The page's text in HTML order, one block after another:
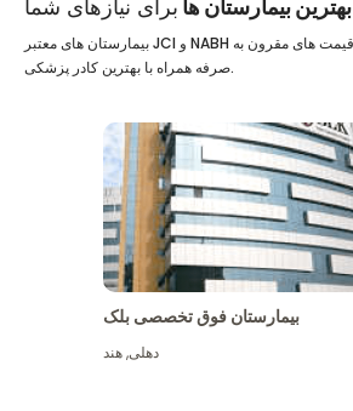
بهترین بیمارستان ها برای نیازهای شما
بیمارستان های معتبر JCI و NABH با امکانات پیشرفته با قیمت های مقرون به
صرفه همراه با بهترین کادر پزشکی.
بیمارستان فوق تخصصی بلک
دهلی,هند